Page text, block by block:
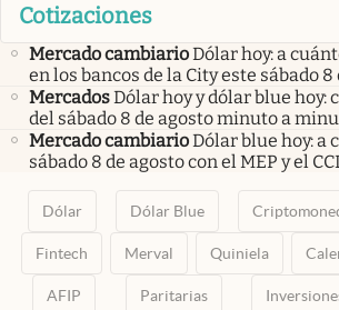
Cotizaciones
Mercado cambiarioDólar hoy: a
en los bancos de la City este sábado 8
MercadosDólar hoy y dólar blue hoy:
del sábado 8 de agosto minuto a
Mercado cambiarioDólar blue hoy: a
sábado 8 de agosto con el MEP y el
Dólar Dólar Blue
Fintech Merval Quiniela
AFIP Paritarias